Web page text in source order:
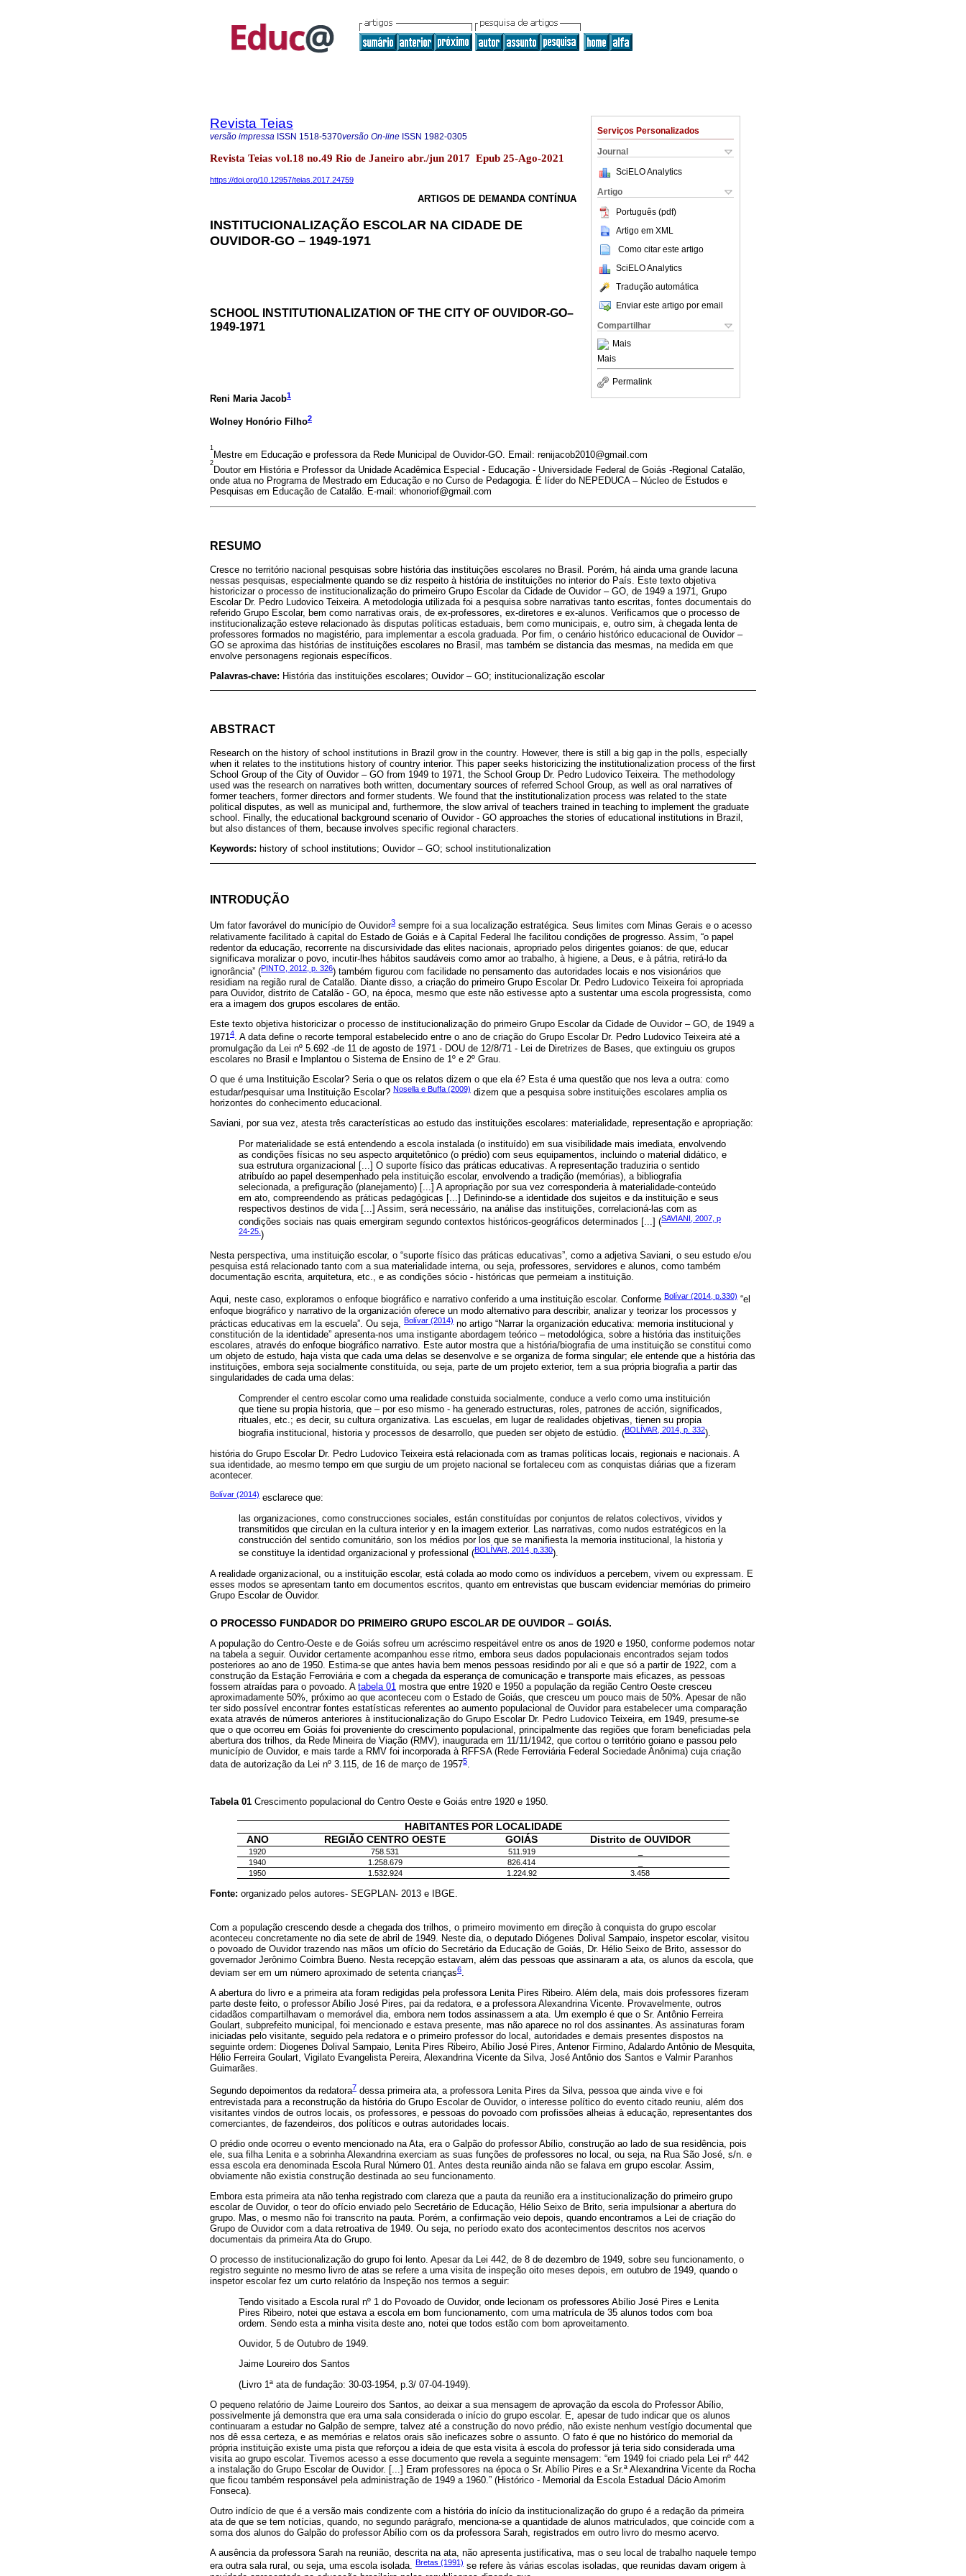
Serviços Personalizados
Journal
SciELO Analytics
Artigo
Português (pdf)
Artigo em XML
Como citar este artigo
SciELO Analytics
Tradução automática
Enviar este artigo por email
Compartilhar
Mais
Mais
Permalink
Revista Teias
versão impressa ISSN 1518-5370versão On-line ISSN 1982-0305
Revista Teias vol.18 no.49 Rio de Janeiro abr./jun 2017 Epub 25-Ago-2021
https://doi.org/10.12957/teias.2017.24759
ARTIGOS DE DEMANDA CONTÍNUA
INSTITUCIONALIZAÇÃO ESCOLAR NA CIDADE DE
OUVIDOR-GO – 1949-1971
SCHOOL INSTITUTIONALIZATION OF THE CITY OF OUVIDOR-GO–
1949-1971
Reni Maria Jacob1
Wolney Honório Filho2
1
Mestre em Educação e professora da Rede Municipal de Ouvidor-GO. Email: renijacob2010@gmail.com
2
Doutor em História e Professor da Unidade Acadêmica Especial - Educação - Universidade Federal de Goiás -Regional Catalão,
onde atua no Programa de Mestrado em Educação e no Curso de Pedagogia. É líder do NEPEDUCA – Núcleo de Estudos e
Pesquisas em Educação de Catalão. E-mail: whonoriof@gmail.com
RESUMO
Cresce no território nacional pesquisas sobre história das instituições escolares no Brasil. Porém, há ainda uma grande lacuna
nessas pesquisas, especialmente quando se diz respeito à história de instituições no interior do País. Este texto objetiva
historicizar o processo de institucionalização do primeiro Grupo Escolar da Cidade de Ouvidor – GO, de 1949 a 1971, Grupo
Escolar Dr. Pedro Ludovico Teixeira. A metodologia utilizada foi a pesquisa sobre narrativas tanto escritas, fontes documentais do
referido Grupo Escolar, bem como narrativas orais, de ex-professores, ex-diretores e ex-alunos. Verificamos que o processo de
institucionalização esteve relacionado às disputas políticas estaduais, bem como municipais, e, outro sim, à chegada lenta de
professores formados no magistério, para implementar a escola graduada. Por fim, o cenário histórico educacional de Ouvidor –
GO se aproxima das histórias de instituições escolares no Brasil, mas também se distancia das mesmas, na medida em que
envolve personagens regionais específicos.
Palavras-chave: História das instituições escolares; Ouvidor – GO; institucionalização escolar
ABSTRACT
Research on the history of school institutions in Brazil grow in the country. However, there is still a big gap in the polls, especially
when it relates to the institutions history of country interior. This paper seeks historicizing the institutionalization process of the first
School Group of the City of Ouvidor – GO from 1949 to 1971, the School Group Dr. Pedro Ludovico Teixeira. The methodology
used was the research on narratives both written, documentary sources of referred School Group, as well as oral narratives of
former teachers, former directors and former students. We found that the institutionalization process was related to the state
political disputes, as well as municipal and, furthermore, the slow arrival of teachers trained in teaching to implement the graduate
school. Finally, the educational background scenario of Ouvidor - GO approaches the stories of educational institutions in Brazil,
but also distances of them, because involves specific regional characters.
Keywords: history of school institutions; Ouvidor – GO; school institutionalization
INTRODUÇÃO
Um fator favorável do município de Ouvidor3 sempre foi a sua localização estratégica. Seus limites com Minas Gerais e o acesso
relativamente facilitado à capital do Estado de Goiás e à Capital Federal lhe facilitou condições de progresso. Assim, “o papel
redentor da educação, recorrente na discursividade das elites nacionais, apropriado pelos dirigentes goianos: de que, educar
significava moralizar o povo, incutir-lhes hábitos saudáveis como amor ao trabalho, à higiene, a Deus, e à pátria, retirá-lo da
ignorância” (PINTO, 2012, p. 326) também figurou com facilidade no pensamento das autoridades locais e nos visionários que
residiam na região rural de Catalão. Diante disso, a criação do primeiro Grupo Escolar Dr. Pedro Ludovico Teixeira foi apropriada
para Ouvidor, distrito de Catalão - GO, na época, mesmo que este não estivesse apto a sustentar uma escola progressista, como
era a imagem dos grupos escolares de então.
Este texto objetiva historicizar o processo de institucionalização do primeiro Grupo Escolar da Cidade de Ouvidor – GO, de 1949 a
19714. A data define o recorte temporal estabelecido entre o ano de criação do Grupo Escolar Dr. Pedro Ludovico Teixeira até a
promulgação da Lei nº 5.692 -de 11 de agosto de 1971 - DOU de 12/8/71 - Lei de Diretrizes de Bases, que extinguiu os grupos
escolares no Brasil e Implantou o Sistema de Ensino de 1º e 2º Grau.
O que é uma Instituição Escolar? Seria o que os relatos dizem o que ela é? Esta é uma questão que nos leva a outra: como
estudar/pesquisar uma Instituição Escolar? Nosella e Buffa (2009) dizem que a pesquisa sobre instituições escolares amplia os
horizontes do conhecimento educacional.
Saviani, por sua vez, atesta três características ao estudo das instituições escolares: materialidade, representação e apropriação:
Por materialidade se está entendendo a escola instalada (o instituído) em sua visibilidade mais imediata, envolvendo
as condições físicas no seu aspecto arquitetônico (o prédio) com seus equipamentos, incluindo o material didático, e
sua estrutura organizacional [...] O suporte físico das práticas educativas. A representação traduziria o sentido
atribuído ao papel desempenhado pela instituição escolar, envolvendo a tradição (memórias), a bibliografia
selecionada, a prefiguração (planejamento) [...] A apropriação por sua vez corresponderia à materialidade-conteúdo
em ato, compreendendo as práticas pedagógicas [...] Definindo-se a identidade dos sujeitos e da instituição e seus
respectivos destinos de vida [...] Assim, será necessário, na análise das instituições, correlacioná-las com as
condições sociais nas quais emergiram segundo contextos históricos-geográficos determinados [...] (SAVIANI, 2007, p
24-25. )
Nesta perspectiva, uma instituição escolar, o “suporte físico das práticas educativas”, como a adjetiva Saviani, o seu estudo e/ou
pesquisa está relacionado tanto com a sua materialidade interna, ou seja, professores, servidores e alunos, como também
documentação escrita, arquitetura, etc., e as condições sócio - históricas que permeiam a instituição.
Aqui, neste caso, exploramos o enfoque biográfico e narrativo conferido a uma instituição escolar. Conforme Bolívar (2014, p.330) “el
enfoque biográfico y narrativo de la organización oferece un modo alternativo para describir, analizar y teorizar los processos y
prácticas educativas em la escuela”. Ou seja, Bolívar (2014) no artigo “Narrar la organización educativa: memoria institucional y
constitución de la identidade” apresenta-nos uma instigante abordagem teórico – metodológica, sobre a história das instituições
escolares, através do enfoque biográfico narrativo. Este autor mostra que a história/biografia de uma instituição se constitui como
um objeto de estudo, haja vista que cada uma delas se desenvolve e se organiza de forma singular; ele entende que a história das
instituições, embora seja socialmente constituída, ou seja, parte de um projeto exterior, tem a sua própria biografia a partir das
singularidades de cada uma delas:
Comprender el centro escolar como uma realidade constuida socialmente, conduce a verlo como uma instituición
que tiene su propia historia, que – por eso mismo - ha generado estructuras, roles, patrones de acción, significados,
rituales, etc.; es decir, su cultura organizativa. Las escuelas, em lugar de realidades objetivas, tienen su propia
biografia institucional, historia y processos de desarrollo, que pueden ser objeto de estúdio. (BOLÍVAR, 2014, p. 332).
história do Grupo Escolar Dr. Pedro Ludovico Teixeira está relacionada com as tramas políticas locais, regionais e nacionais. A
sua identidade, ao mesmo tempo em que surgiu de um projeto nacional se fortaleceu com as conquistas diárias que a fizeram
acontecer.
Bolívar (2014) esclarece que:
las organizaciones, como construcciones sociales, están constituídas por conjuntos de relatos colectivos, vividos y
transmitidos que circulan en la cultura interior y en la imagem exterior. Las narrativas, como nudos estratégicos en la
construcción del sentido comunitário, son los médios por los que se manifiesta la memoria institucional, la historia y
se constituye la identidad organizacional y professional (BOLÍVAR, 2014, p.330).
A realidade organizacional, ou a instituição escolar, está colada ao modo como os indivíduos a percebem, vivem ou expressam. E
esses modos se apresentam tanto em documentos escritos, quanto em entrevistas que buscam evidenciar memórias do primeiro
Grupo Escolar de Ouvidor.
O PROCESSO FUNDADOR DO PRIMEIRO GRUPO ESCOLAR DE OUVIDOR – GOIÁS.
A população do Centro-Oeste e de Goiás sofreu um acréscimo respeitável entre os anos de 1920 e 1950, conforme podemos notar
na tabela a seguir. Ouvidor certamente acompanhou esse ritmo, embora seus dados populacionais encontrados sejam todos
posteriores ao ano de 1950. Estima-se que antes havia bem menos pessoas residindo por ali e que só a partir de 1922, com a
construção da Estação Ferroviária e com a chegada da esperança de comunicação e transporte mais eficazes, as pessoas
fossem atraídas para o povoado. A tabela 01 mostra que entre 1920 e 1950 a população da região Centro Oeste cresceu
aproximadamente 50%, próximo ao que aconteceu com o Estado de Goiás, que cresceu um pouco mais de 50%. Apesar de não
ter sido possível encontrar fontes estatísticas referentes ao aumento populacional de Ouvidor para estabelecer uma comparação
exata através de números anteriores à institucionalização do Grupo Escolar Dr. Pedro Ludovico Teixeira, em 1949, presume-se
que o que ocorreu em Goiás foi proveniente do crescimento populacional, principalmente das regiões que foram beneficiadas pela
abertura dos trilhos, da Rede Mineira de Viação (RMV), inaugurada em 11/11/1942, que cortou o território goiano e passou pelo
município de Ouvidor, e mais tarde a RMV foi incorporada à RFFSA (Rede Ferroviária Federal Sociedade Anônima) cuja criação
data de autorização da Lei nº 3.115, de 16 de março de 19575.
Tabela 01 Crescimento populacional do Centro Oeste e Goiás entre 1920 e 1950.
HABITANTES POR LOCALIDADE
ANO
REGIÃO CENTRO OESTE GOIÁS Distrito de OUVIDOR
1920 758.531 511.919
1940
1.258.679 826.414
1950
1.532.924 1.224.92 3.458
Fonte: organizado pelos autores- SEGPLAN- 2013 e IBGE.
Com a população crescendo desde a chegada dos trilhos, o primeiro movimento em direção à conquista do grupo escolar
aconteceu concretamente no dia sete de abril de 1949. Neste dia, o deputado Diógenes Dolival Sampaio, inspetor escolar, visitou
o povoado de Ouvidor trazendo nas mãos um ofício do Secretário da Educação de Goiás, Dr. Hélio Seixo de Brito, assessor do
governador Jerônimo Coimbra Bueno. Nesta recepção estavam, além das pessoas que assinaram a ata, os alunos da escola, que
deviam ser em um número aproximado de setenta crianças6.
A abertura do livro e a primeira ata foram redigidas pela professora Lenita Pires Ribeiro. Além dela, mais dois professores fizeram
parte deste feito, o professor Abílio José Pires, pai da redatora, e a professora Alexandrina Vicente. Provavelmente, outros
cidadãos compartilhavam o memorável dia, embora nem todos assinassem a ata. Um exemplo é que o Sr. Antônio Ferreira
Goulart, subprefeito municipal, foi mencionado e estava presente, mas não aparece no rol dos assinantes. As assinaturas foram
iniciadas pelo visitante, seguido pela redatora e o primeiro professor do local, autoridades e demais presentes dispostos na
seguinte ordem: Diogenes Dolival Sampaio, Lenita Pires Ribeiro, Abílio José Pires, Antenor Firmino, Adalardo Antônio de Mesquita,
Hélio Ferreira Goulart, Vigilato Evangelista Pereira, Alexandrina Vicente da Silva, José Antônio dos Santos e Valmir Paranhos
Guimarães.
Segundo depoimentos da redatora7 dessa primeira ata, a professora Lenita Pires da Silva, pessoa que ainda vive e foi
entrevistada para a reconstrução da história do Grupo Escolar de Ouvidor, o interesse político do evento citado reuniu, além dos
visitantes vindos de outros locais, os professores, e pessoas do povoado com profissões alheias à educação, representantes dos
comerciantes, de fazendeiros, dos políticos e outras autoridades locais.
O prédio onde ocorreu o evento mencionado na Ata, era o Galpão do professor Abílio, construção ao lado de sua residência, pois
ele, sua filha Lenita e a sobrinha Alexandrina exerciam as suas funções de professores no local, ou seja, na Rua São José, s/n. e
essa escola era denominada Escola Rural Número 01. Antes desta reunião ainda não se falava em grupo escolar. Assim,
obviamente não existia construção destinada ao seu funcionamento.
Embora esta primeira ata não tenha registrado com clareza que a pauta da reunião era a institucionalização do primeiro grupo
escolar de Ouvidor, o teor do ofício enviado pelo Secretário de Educação, Hélio Seixo de Brito, seria impulsionar a abertura do
grupo. Mas, o mesmo não foi transcrito na pauta. Porém, a confirmação veio depois, quando encontramos a Lei de criação do
Grupo de Ouvidor com a data retroativa de 1949. Ou seja, no período exato dos acontecimentos descritos nos acervos
documentais da primeira Ata do Grupo.
O processo de institucionalização do grupo foi lento. Apesar da Lei 442, de 8 de dezembro de 1949, sobre seu funcionamento, o
registro seguinte no mesmo livro de atas se refere a uma visita de inspeção oito meses depois, em outubro de 1949, quando o
inspetor escolar fez um curto relatório da Inspeção nos termos a seguir:
Tendo visitado a Escola rural nº 1 do Povoado de Ouvidor, onde lecionam os professores Abílio José Pires e Lenita
Pires Ribeiro, notei que estava a escola em bom funcionamento, com uma matrícula de 35 alunos todos com boa
ordem. Sendo esta a minha visita deste ano, notei que todos estão com bom aproveitamento.
Ouvidor, 5 de Outubro de 1949.
Jaime Loureiro dos Santos
(Livro 1ª ata de fundação: 30-03-1954, p.3/ 07-04-1949).
O pequeno relatório de Jaime Loureiro dos Santos, ao deixar a sua mensagem de aprovação da escola do Professor Abílio,
possivelmente já demonstra que era uma sala considerada o início do grupo escolar. E, apesar de tudo indicar que os alunos
continuaram a estudar no Galpão de sempre, talvez até a construção do novo prédio, não existe nenhum vestígio documental que
nos dê essa certeza, e as memórias e relatos orais são ineficazes sobre o assunto. O fato é que no histórico do memorial da
própria instituição existe uma pista que reforçou a ideia de que esta visita à escola do professor já teria sido considerada uma
visita ao grupo escolar. Tivemos acesso a esse documento que revela a seguinte mensagem: “em 1949 foi criado pela Lei nº 442
a instalação do Grupo Escolar de Ouvidor. [...] Eram professores na época o Sr. Abílio Pires e a Sr.ª Alexandrina Vicente da Rocha
que ficou também responsável pela administração de 1949 a 1960.” (Histórico - Memorial da Escola Estadual Dácio Amorim
Fonseca).
Outro indício de que é a versão mais condizente com a história do início da institucionalização do grupo é a redação da primeira
ata de que se tem notícias, quando, no segundo parágrafo, menciona-se a quantidade de alunos matriculados, que coincide com a
soma dos alunos do Galpão do professor Abílio com os da professora Sarah, registrados em outro livro do mesmo acervo.
A ausência da professora Sarah na reunião, descrita na ata, não apresenta justificativa, mas o seu local de trabalho naquele tempo
era outra sala rural, ou seja, uma escola isolada. Bretas (1991) se refere às várias escolas isoladas, que reunidas davam origem à